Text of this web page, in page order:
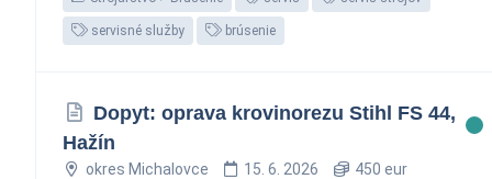
servisné služby brúsenie
Dopyt: oprava krovinorezu Stihl FS 44,
Hažín
okres Michalovce 15. 6. 2026 450 eur